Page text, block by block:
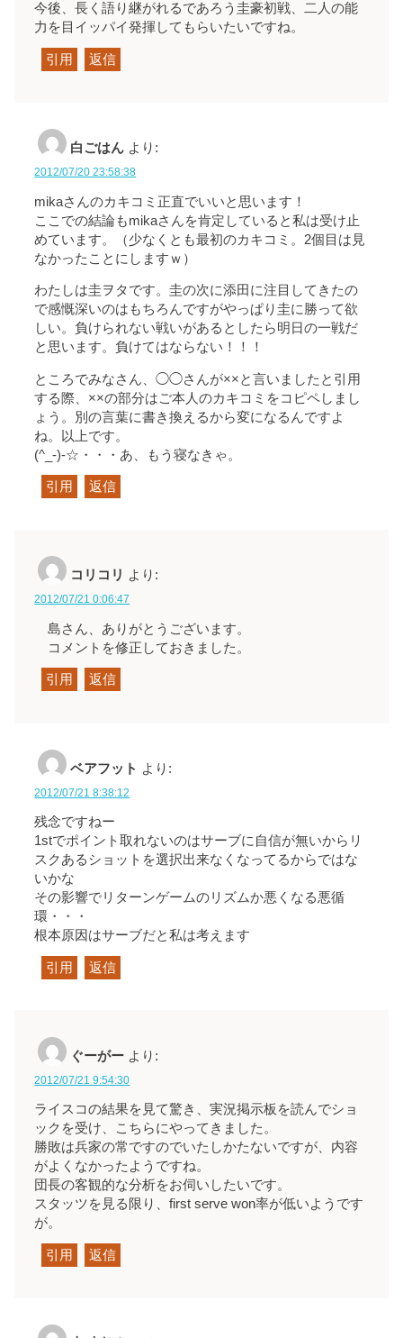
今後、長く語り継がれるであろう圭豪初戦、二人の能
力を目イッパイ発揮してもらいたいですね。
引用 返信
白ごはん より:
2012/07/20 23:58:38
mikaさんのカキコミ正直でいいと思います！
ここでの結論もmikaさんを肯定していると私は受け止
めています。（少なくとも最初のカキコミ。2個目は見
なかったことにしますｗ）
わたしは圭ヲタです。圭の次に添田に注目してきたの
で感慨深いのはもちろんですがやっぱり圭に勝って欲
しい。負けられない戦いがあるとしたら明日の一戦だ
と思います。負けてはならない！！！
ところでみなさん、◯◯さんが××と言いましたと引用
する際、××の部分はご本人のカキコミをコピペしまし
ょう。別の言葉に書き換えるから変になるんですよ
ね。以上です。
(^_-)-☆・・・あ、もう寝なきゃ。
引用 返信
コリコリ より:
2012/07/21 0:06:47
島さん、ありがとうございます。
コメントを修正しておきました。
引用 返信
ベアフット より:
2012/07/21 8:38:12
残念ですねー
1stでポイント取れないのはサーブに自信が無いからリ
スクあるショットを選択出来なくなってるからではな
いかな
その影響でリターンゲームのリズムか悪くなる悪循
環・・・
根本原因はサーブだと私は考えます
引用 返信
ぐーがー より:
2012/07/21 9:54:30
ライスコの結果を見て驚き、実況掲示板を読んでショ
ックを受け、こちらにやってきました。
勝敗は兵家の常ですのでいたしかたないですが、内容
がよくなかったようですね。
団長の客観的な分析をお伺いしたいです。
スタッツを見る限り、first serve won率が低いようです
が。
引用 返信